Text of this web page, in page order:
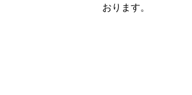
おります。